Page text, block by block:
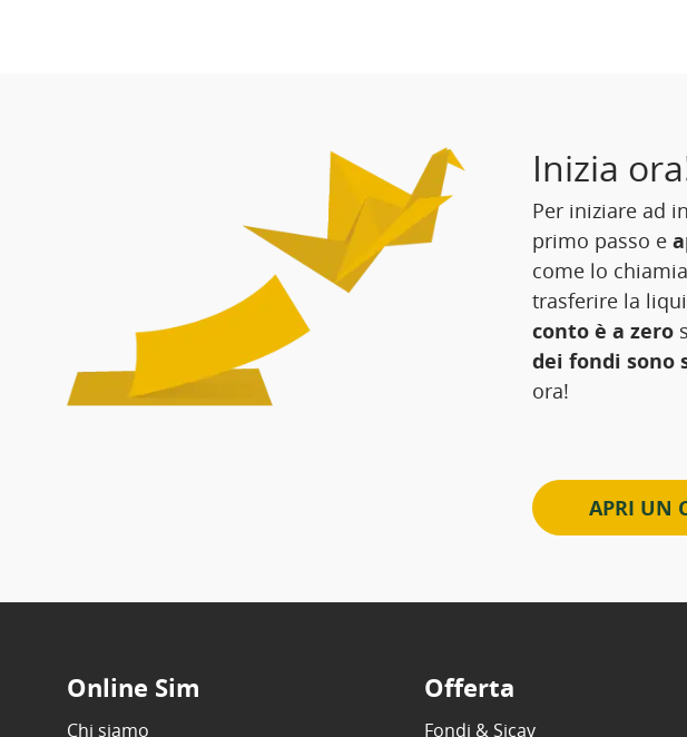
Inizia
Per iniziare ad
primo passo e
come lo
trasferire la
conto è a zero
dei fondi sono
ora!
APRI UN
Online Sim
Chi siamo
Offerta
Fondi & Sicav